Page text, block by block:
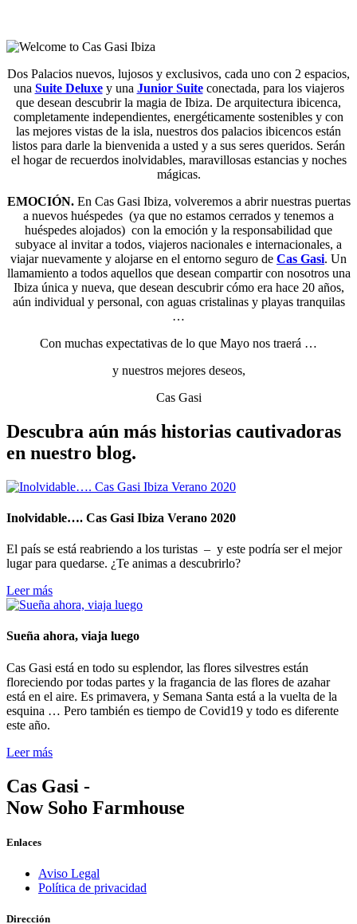
Dos Palacios nuevos, lujosos y exclusivos, cada uno con 2 espacios,
una Suite Deluxey una Junior Suiteconectada, para los viajeros
que desean descubrir la magia de Ibiza. De arquitectura ibicenca,
completamente independientes, energéticamente sostenibles y con
las mejores vistas de la isla, nuestros dos palacios ibicencos están
listos para darle la bienvenida a usted y a sus seres queridos. Serán
el hogar de recuerdos inolvidables, maravillosas estancias y noches
mágicas.
EMOCIÓN.En Cas Gasi Ibiza, volveremos a abrir nuestras puertas
a nuevos huéspedes (ya que no estamos cerrados y tenemos a
huéspedes alojados) con la emoción y la responsabilidad que
subyace al invitar a todos, viajeros nacionales e internacionales, a
viajar nuevamente y alojarse en el entorno seguro de Cas Gasi. Un
llamamiento a todos aquellos que desean compartir con nosotros una
Ibiza única y nueva, que desean descubrir cómo era hace 20 años,
aún individual y personal, con aguas cristalinas y playas tranquilas
…
Con muchas expectativas de lo que Mayo nos traerá …
y nuestros mejores deseos,
Cas Gasi
Descubra aún más historias cautivadoras
en nuestro blog.
Inolvidable…. Cas Gasi Ibiza Verano 2020
El país se está reabriendo a los turistas – y este podría ser el mejor
lugar para quedarse. ¿Te animas a descubrirlo?
Leer más
Sueña ahora, viaja luego
Cas Gasi está en todo su esplendor, las flores silvestres están
floreciendo por todas partes y la fragancia de las flores de azahar
está en el aire. Es primavera, y Semana Santa está a la vuelta de la
esquina … Pero también es tiempo de Covid19 y todo es diferente
este año.
Leer más
Cas Gasi -
Now Soho Farmhouse
Enlaces
Aviso Legal
Política de privacidad
Dirección